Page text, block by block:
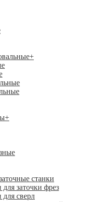
+
+
станки
заточки фрез
для сверл